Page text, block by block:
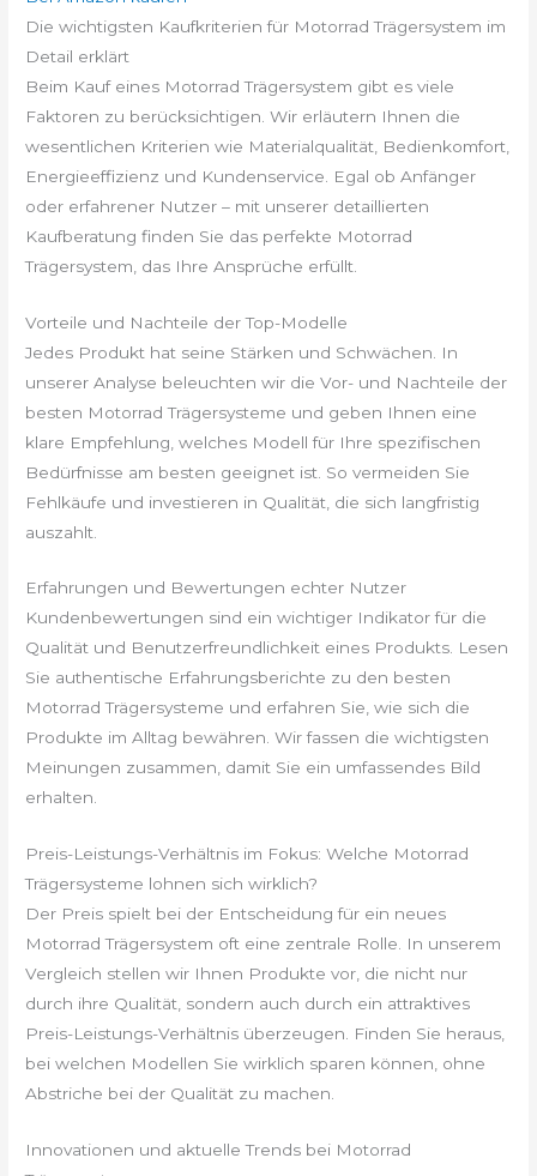
Die wichtigsten Kaufkriterien für Motorrad Trägersystem im
Detail erklärt
Beim Kauf eines Motorrad Trägersystem gibt es viele
Faktoren zu berücksichtigen. Wir erläutern Ihnen die
wesentlichen Kriterien wie Materialqualität, Bedienkomfort,
Energieeffizienz und Kundenservice. Egal ob Anfänger
oder erfahrener Nutzer – mit unserer detaillierten
Kaufberatung finden Sie das perfekte Motorrad
Trägersystem, das Ihre Ansprüche erfüllt.
Vorteile und Nachteile der Top-Modelle
Jedes Produkt hat seine Stärken und Schwächen. In
unserer Analyse beleuchten wir die Vor- und Nachteile der
besten Motorrad Trägersysteme und geben Ihnen eine
klare Empfehlung, welches Modell für Ihre spezifischen
Bedürfnisse am besten geeignet ist. So vermeiden Sie
Fehlkäufe und investieren in Qualität, die sich langfristig
auszahlt.
Erfahrungen und Bewertungen echter Nutzer
Kundenbewertungen sind ein wichtiger Indikator für die
Qualität und Benutzerfreundlichkeit eines Produkts. Lesen
Sie authentische Erfahrungsberichte zu den besten
Motorrad Trägersysteme und erfahren Sie, wie sich die
Produkte im Alltag bewähren. Wir fassen die wichtigsten
Meinungen zusammen, damit Sie ein umfassendes Bild
erhalten.
Preis-Leistungs-Verhältnis im Fokus: Welche Motorrad
Trägersysteme lohnen sich wirklich?
Der Preis spielt bei der Entscheidung für ein neues
Motorrad Trägersystem oft eine zentrale Rolle. In unserem
Vergleich stellen wir Ihnen Produkte vor, die nicht nur
durch ihre Qualität, sondern auch durch ein attraktives
Preis-Leistungs-Verhältnis überzeugen. Finden Sie heraus,
bei welchen Modellen Sie wirklich sparen können, ohne
Abstriche bei der Qualität zu machen.
Innovationen und aktuelle Trends bei Motorrad